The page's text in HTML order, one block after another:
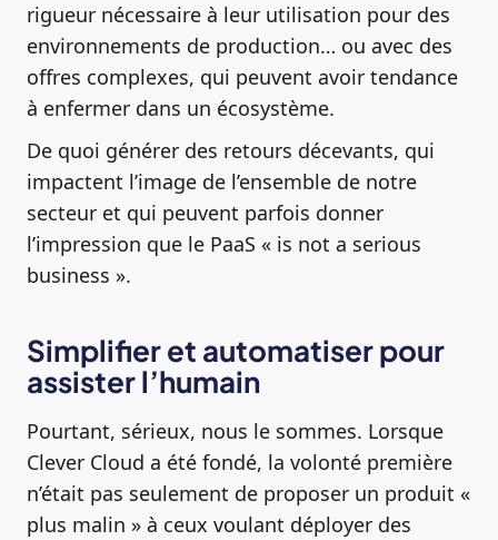
rigueur nécessaire à leur utilisation pour des
environnements de production… ou avec des
offres complexes, qui peuvent avoir tendance
à enfermer dans un écosystème.
De quoi générer des retours décevants, qui
impactent l’image de l’ensemble de notre
secteur et qui peuvent parfois donner
l’impression que le PaaS « is not a serious
business ».
Simplifier et automatiser pour
assister l’humain
Pourtant, sérieux, nous le sommes. Lorsque
Clever Cloud a été fondé, la volonté première
n’était pas seulement de proposer un produit «
plus malin » à ceux voulant déployer des